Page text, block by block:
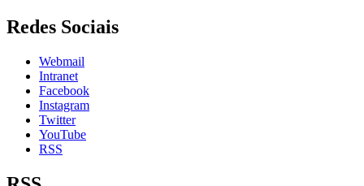
Redes Sociais
Webmail
Intranet
Facebook
Instagram
Twitter
YouTube
RSS